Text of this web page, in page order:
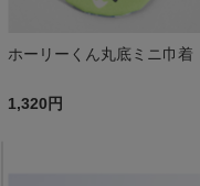
ホーリーくん丸底ミニ巾着
1,320円